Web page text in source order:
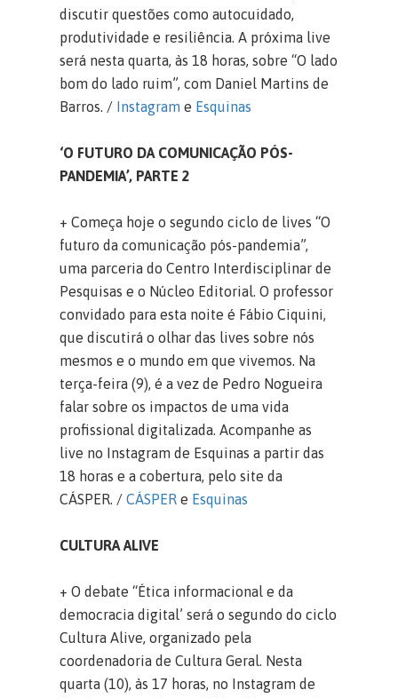
discutir questões como autocuidado,
produtividade e resiliência. A próxima live
será nesta quarta, às 18 horas, sobre “O lado
bom do lado ruim”, com Daniel Martins de
Barros. / Instagram e Esquinas
‘O FUTURO DA COMUNICAÇÃO PÓS-
PANDEMIA’, PARTE 2
+ Começa hoje o segundo ciclo de lives “O
futuro da comunicação pós-pandemia”,
uma parceria do Centro Interdisciplinar de
Pesquisas e o Núcleo Editorial. O professor
convidado para esta noite é Fábio Ciquini,
que discutirá o olhar das lives sobre nós
mesmos e o mundo em que vivemos. Na
terça-feira (9), é a vez de Pedro Nogueira
falar sobre os impactos de uma vida
profissional digitalizada. Acompanhe as
live no Instagram de Esquinas a partir das
18 horas e a cobertura, pelo site da
CÁSPER. /CÁSPER e Esquinas
CULTURA ALIVE
+ O debate “Ética informacional e da
democracia digital’ será o segundo do ciclo
Cultura Alive, organizado pela
coordenadoria de Cultura Geral. Nesta
quarta (10), às 17 horas, no Instagram de